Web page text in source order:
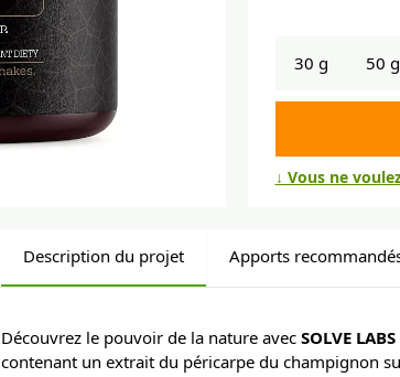
30 g 50 g
↓ Vous ne
Description du projet Apports
Découvrez le pouvoir de la nature avec SOLVE
contenant un extrait du péricarpe du champignon